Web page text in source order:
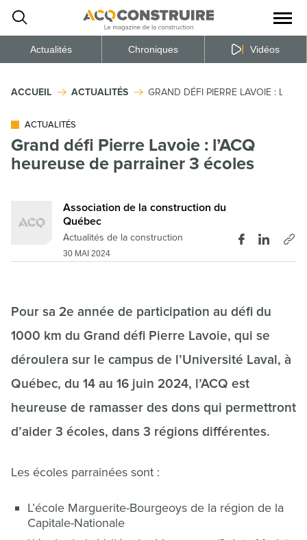
la
du
Actualités Chroniques Vidéos
ACCUEIL ACTUALITÉS GRAND DÉFI PIERRE LAVOIE :
ACTUALITÉS
Grand défi Pierre Lavoie : l’ACQ
heureuse de parrainer 3 écoles
Association de la construction du
Québec
Actualités de la construction
30 MAI 2024
Pour sa 2e année de participation au défi du
1000 km du Grand défi Pierre Lavoie, qui se
déroulera sur le campus de l’Université Laval, à
Québec, du 14 au 16 juin 2024, l’ACQ est
heureuse de ramasser des dons qui permettront
d’aider 3 écoles, dans 3 régions différentes.
Les écoles parrainées sont :
L’école Marguerite-Bourgeoys de la région de la
Capitale-Nationale